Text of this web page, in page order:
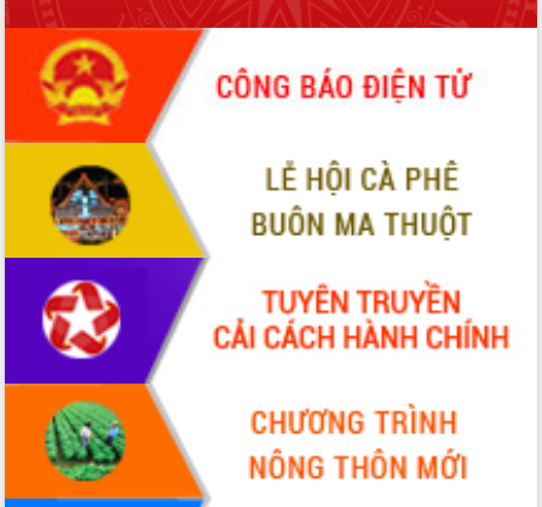
để phát triển du lịch Đắk Lắk
Khởi động Dự án Đầu tư xây dựng hạ
tầng kỹ thuật Cụm công nghiệp Tân
Tiến
Gặp mặt các cơ quan báo chí nhân Kỷ
niệm 101 năm Ngày Báo chí Cách
mạng Việt Nam
Đắk Lắk sơ kết 4 năm triển khai thực
hiện Đề án 06 của Chính phủ
Họp báo thông tin về Hội nghị Công bố
Quy hoạch và Xúc tiến đầu tư tỉnh Đắk
Lắk
Khơi thông điểm nghẽn, đẩy nhanh
giải ngân vốn khắc phục thiên tai
HĐND tỉnh thông qua điều chỉnh Quy
hoạch tỉnh thời kỳ 2021-2030
Hội thảo góp ý hồ sơ điều chỉnh quy
hoạch tỉnh Đắk Lắk thời kỳ 2021-2030,